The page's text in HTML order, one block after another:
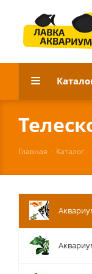
Главная - Каталог -